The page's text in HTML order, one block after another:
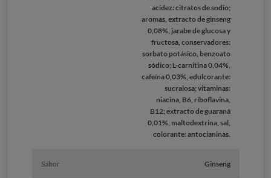
acidez: citratos de sodio;
aromas, extracto de ginseng
0,08%, jarabe de glucosa y
fructosa, conservadores:
sorbato potásico, benzoato
sódico; L-carnitina 0,04%,
cafeína 0,03%, edulcorante:
sucralosa; vitaminas:
niacina, B6, riboflavina,
B12; extracto de guaraná
0,01%, maltodextrina, sal,
colorante: antocianinas.
Sabor Ginseng